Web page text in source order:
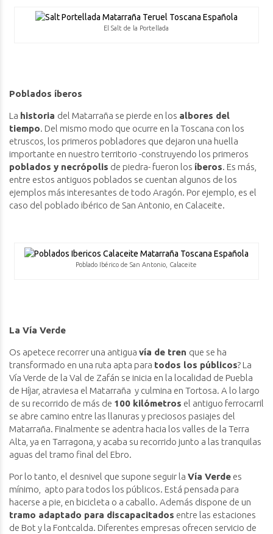
El Salt de la Portellada
Poblados íberos
La historia del Matarraña se pierde en los albores del
tiempo. Del mismo modo que ocurre en la Toscana con los
etruscos, los primeros pobladores que dejaron una huella
importante en nuestro territorio -construyendo los primeros
poblados y necrópolis de piedra- fueron los íberos. Es más,
entre estos antiguos poblados se cuentan algunos de los
ejemplos más interesantes de todo Aragón. Por ejemplo, es el
caso del poblado ibérico de San Antonio, en Calaceite.
Poblado Ibérico de San Antonio, Calaceite
La Vía Verde
Os apetece recorrer una antigua vía de tren que se ha
transformado en una ruta apta para todos los públicos? La
Vía Verde de la Val de Zafán se inicia en la localidad de Puebla
de Híjar, atraviesa el Matarraña y culmina en Tortosa. A lo largo
de su recorrido de más de 100 kilómetros el antiguo ferrocarril
se abre camino entre las llanuras y preciosos pasiajes del
Matarraña. Finalmente se adentra hacia los valles de la Terra
Alta, ya en Tarragona, y acaba su recorrido junto a las tranquilas
aguas del tramo final del Ebro.
Por lo tanto, el desnivel que supone seguir la Vía Verde es
mínimo, apto para todos los públicos. Está pensada para
hacerse a pie, en bicicleta o a caballo. Además dispone de un
tramo adaptado para discapacitados entre las estaciones
de Bot y la Fontcalda. Diferentes empresas ofrecen servicio de